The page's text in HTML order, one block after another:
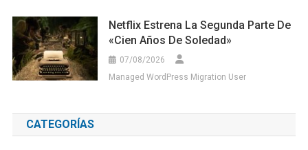
Netflix Estrena La Segunda Parte De
«Cien Años De Soledad»
07/08/2026
Managed WordPress Migration User
CATEGORÍAS